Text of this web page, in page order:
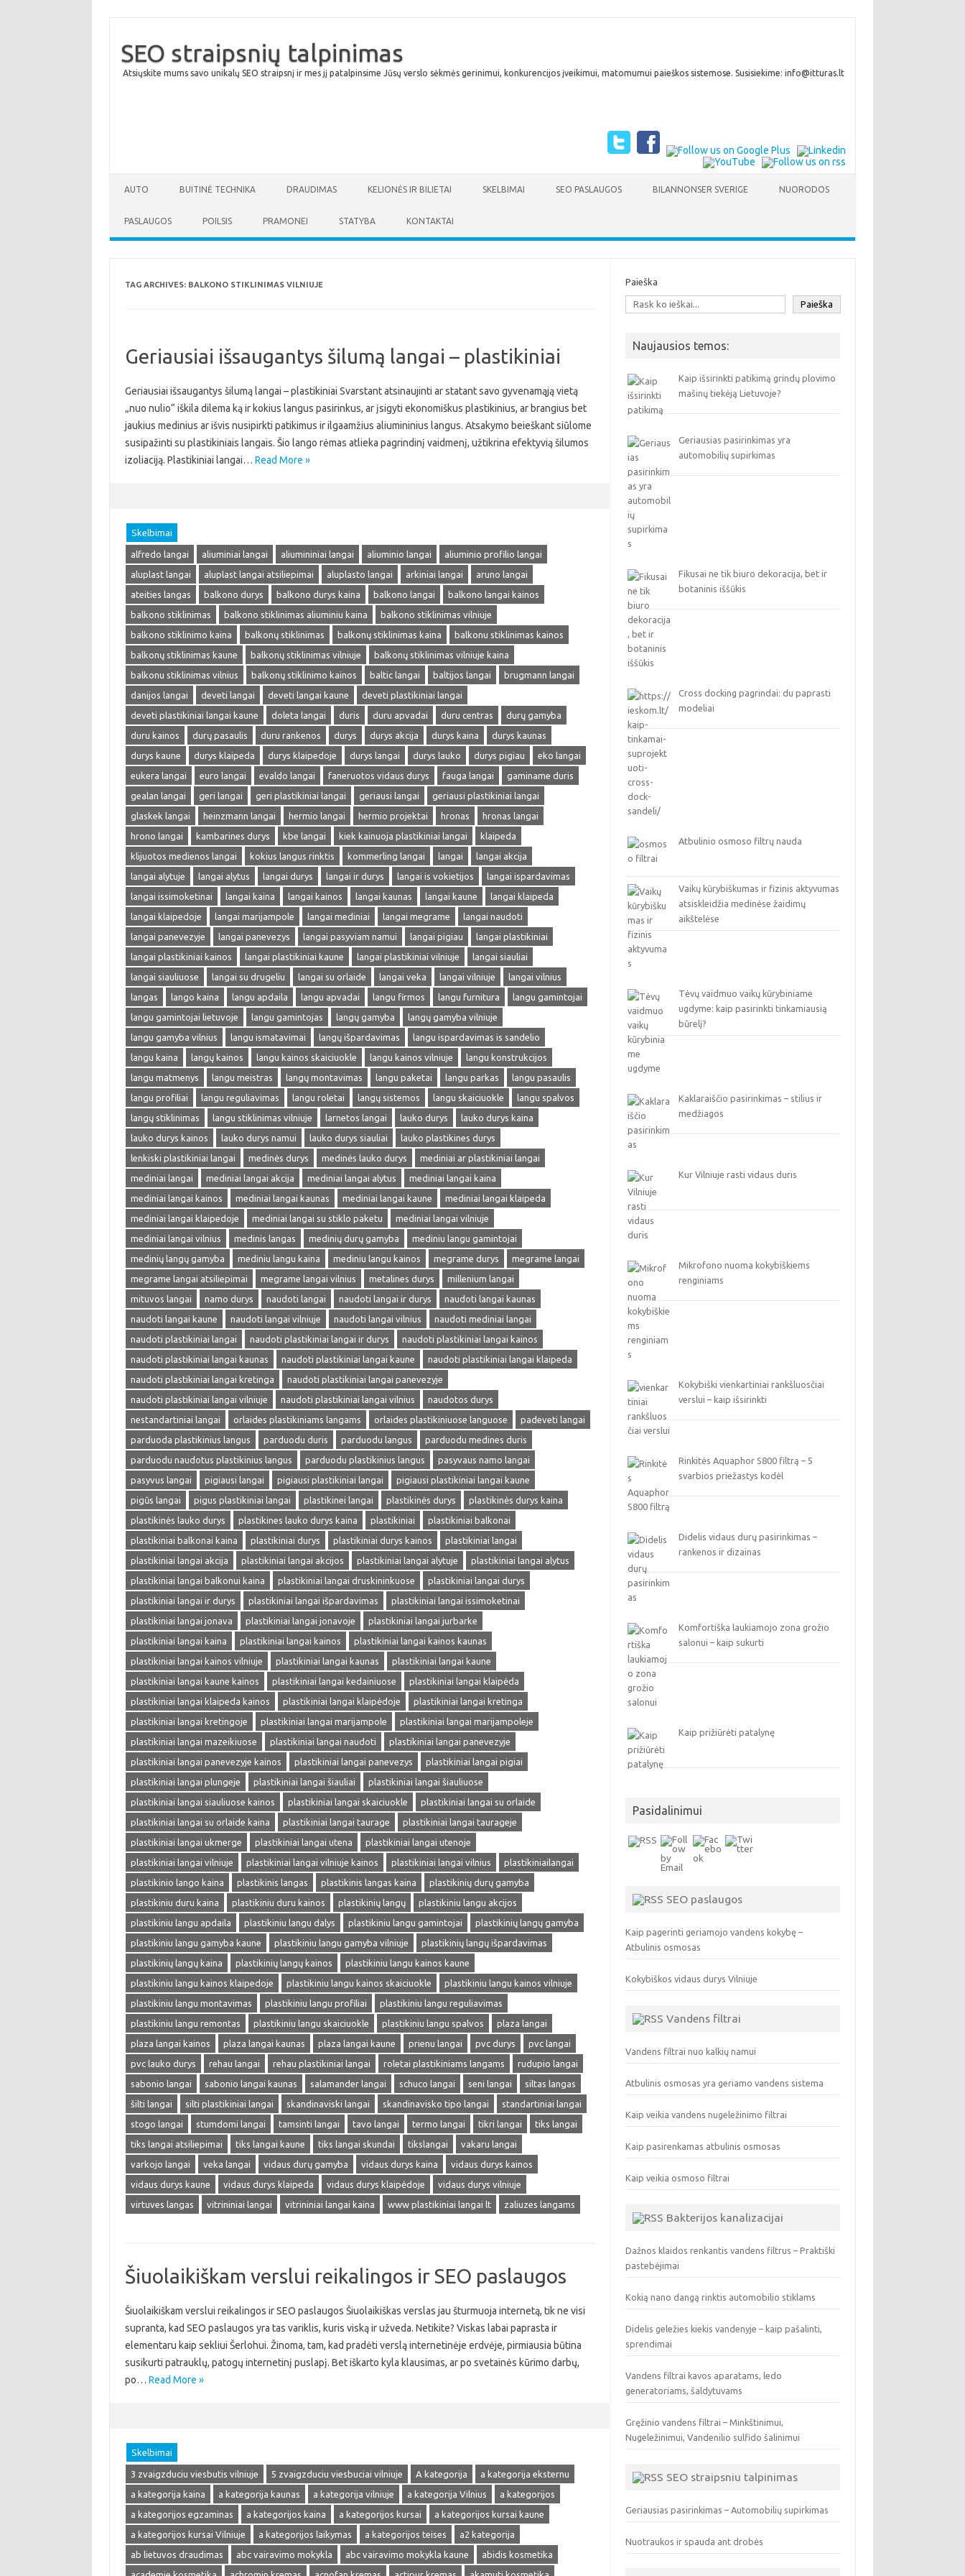
SEO straipsnių talpinimas
Atsiųskite mums savo unikalų SEO straipsnį ir mes jį patalpinsime Jūsų verslo sėkmės gerinimui, konkurencijos įveikimui, matomumui paieškos sistemose. Susisiekime: info@itturas.lt
AUTO BUITINĖ TECHNIKA DRAUDIMAS KELIONĖS IR BILIETAI SKELBIMAI SEO PASLAUGOS BILANNONSER SVERIGE NUORODOS
PASLAUGOS POILSIS PRAMONEI STATYBA KONTAKTAI
TAG ARCHIVES: BALKONO STIKLINIMAS VILNIUJE
Geriausiai išsaugantys šilumą langai – plastikiniai
Geriausiai išsaugantys šilumą langai – plastikiniai Svarstant atsinaujinti ar statant savo gyvenamąją vietą
„nuo nulio“ iškila dilema ką ir kokius langus pasirinkus, ar įsigyti ekonomiškus plastikinius, ar brangius bet
jaukius medinius ar išvis nusipirkti patikimus ir ilgaamžius aliumininius langus. Atsakymo beieškant siūlome
susipažinti su plastikiniais langais. Šio lango rėmas atlieka pagrindinį vaidmenį, užtikrina efektyvią šilumos
izoliaciją. Plastikiniai langai… Read More »
Skelbimai
alfredo langai aliuminiai langai aliumininiai langai aliuminio langai
aliuminio profilio langai
aluplast langai
aluplast langai atsiliepimai aluplasto langai arkiniai langai
aruno langai
ateities langas
balkono durys balkono durys kaina balkono langai
balkono langai kainos
balkono stiklinimas
balkono stiklinimas aliuminiu kaina
balkono stiklinimas vilniuje
balkono stiklinimo kaina
balkonų stiklinimas balkonų stiklinimas kaina
balkonu stiklinimas kainos
balkonų stiklinimas kaune
balkonų stiklinimas vilniuje
balkonų stiklinimas vilniuje kaina
balkonu stiklinimas vilnius
balkonų stiklinimo kainos baltic langai baltijos langai
brugmann langai
danijos langai
deveti langai deveti langai kaune
deveti plastikiniai langai
deveti plastikiniai langai kaune
doleta langai duris duru apvadai duru centras
durų gamyba
duru kainos
durų pasaulis duru rankenos durys durys akcija durys kaina
durys kaunas
durys kaune
durys klaipeda durys klaipedoje durys langai durys lauko durys pigiau
eko langai
eukera langai
euro langai evaldo langai faneruotos vidaus durys fauga langai
gaminame duris
gealan langai
geri langai geri plastikiniai langai geriausi langai
geriausi plastikiniai langai
glaskek langai
heinzmann langai hermio langai hermio projektai hronas
hronas langai
hrono langai
kambarines durys kbe langai kiek kainuoja plastikiniai langai
klaipeda
klijuotos medienos langai
kokius langus rinktis kommerling langai langai
langai akcija
langai alytuje
langai alytus langai durys langai ir durys langai is vokietijos
langai ispardavimas
langai issimoketinai
langai kaina langai kainos langai kaunas langai kaune
langai klaipeda
langai klaipedoje
langai marijampole langai mediniai langai megrame
langai naudoti
langai panevezyje
langai panevezys langai pasyviam namui langai pigiau
langai plastikiniai
langai plastikiniai kainos
langai plastikiniai kaune langai plastikiniai vilniuje
langai siauliai
langai siauliuose
langai su drugeliu langai su orlaide langai veka langai vilniuje
langai vilnius
langas
lango kaina langu apdaila langu apvadai langu firmos langu furnitura
langu gamintojai
langu gamintojai lietuvoje
langu gamintojas langų gamyba
langų gamyba vilniuje
langu gamyba vilnius
langu ismatavimai langų išpardavimas
langu ispardavimas is sandelio
langu kaina
langų kainos langu kainos skaiciuokle langu kainos vilniuje
langu konstrukcijos
langu matmenys
langu meistras langų montavimas langu paketai langu parkas
langu pasaulis
langu profiliai
langu reguliavimas langu roletai langų sistemos langu skaiciuokle
langu spalvos
langų stiklinimas
langu stiklinimas vilniuje larnetos langai lauko durys
lauko durys kaina
lauko durys kainos
lauko durys namui lauko durys siauliai
lauko plastikines durys
lenkiski plastikiniai langai
medinės durys medinės lauko durys
mediniai ar plastikiniai langai
mediniai langai
mediniai langai akcija mediniai langai alytus
mediniai langai kaina
mediniai langai kainos
mediniai langai kaunas mediniai langai kaune
mediniai langai klaipeda
mediniai langai klaipedoje
mediniai langai su stiklo paketu
mediniai langai vilniuje
mediniai langai vilnius
medinis langas medinių durų gamyba
mediniu langu gamintojai
medinių langų gamyba
mediniu langu kaina mediniu langu kainos megrame durys
megrame langai
megrame langai atsiliepimai
megrame langai vilnius metalines durys
millenium langai
mituvos langai
namo durys naudoti langai naudoti langai ir durys
naudoti langai kaunas
naudoti langai kaune
naudoti langai vilniuje naudoti langai vilnius
naudoti mediniai langai
naudoti plastikiniai langai
naudoti plastikiniai langai ir durys
naudoti plastikiniai langai kainos
naudoti plastikiniai langai kaunas
naudoti plastikiniai langai kaune
naudoti plastikiniai langai klaipeda
naudoti plastikiniai langai kretinga
naudoti plastikiniai langai panevezyje
naudoti plastikiniai langai vilniuje
naudoti plastikiniai langai vilnius
naudotos durys
nestandartiniai langai
orlaides plastikiniams langams orlaides plastikiniuose languose
padeveti langai
parduoda plastikinius langus
parduodu duris parduodu langus
parduodu medines duris
parduodu naudotus plastikinius langus
parduodu plastikinius langus
pasyvaus namo langai
pasyvus langai
pigiausi langai pigiausi plastikiniai langai
pigiausi plastikiniai langai kaune
pigūs langai
pigus plastikiniai langai plastikinei langai plastikinės durys
plastikinės durys kaina
plastikinės lauko durys
plastikines lauko durys kaina plastikiniai
plastikiniai balkonai
plastikiniai balkonai kaina
plastikiniai durys plastikiniai durys kainos
plastikiniai langai
plastikiniai langai akcija
plastikiniai langai akcijos plastikiniai langai alytuje
plastikiniai langai alytus
plastikiniai langai balkonui kaina
plastikiniai langai druskininkuose
plastikiniai langai durys
plastikiniai langai ir durys
plastikiniai langai išpardavimas
plastikiniai langai issimoketinai
plastikiniai langai jonava
plastikiniai langai jonavoje
plastikiniai langai jurbarke
plastikiniai langai kaina
plastikiniai langai kainos
plastikiniai langai kainos kaunas
plastikiniai langai kainos vilniuje
plastikiniai langai kaunas
plastikiniai langai kaune
plastikiniai langai kaune kainos
plastikiniai langai kedainiuose
plastikiniai langai klaipėda
plastikiniai langai klaipeda kainos
plastikiniai langai klaipėdoje
plastikiniai langai kretinga
plastikiniai langai kretingoje
plastikiniai langai marijampole
plastikiniai langai marijampoleje
plastikiniai langai mazeikiuose
plastikiniai langai naudoti
plastikiniai langai panevezyje
plastikiniai langai panevezyje kainos
plastikiniai langai panevezys
plastikiniai langai pigiai
plastikiniai langai plungeje
plastikiniai langai šiauliai
plastikiniai langai šiauliuose
plastikiniai langai siauliuose kainos
plastikiniai langai skaiciuokle
plastikiniai langai su orlaide
plastikiniai langai su orlaide kaina
plastikiniai langai taurage
plastikiniai langai taurageje
plastikiniai langai ukmerge
plastikiniai langai utena
plastikiniai langai utenoje
plastikiniai langai vilniuje
plastikiniai langai vilniuje kainos plastikiniai langai vilnius
plastikiniailangai
plastikinio lango kaina
plastikinis langas plastikinis langas kaina
plastikinių durų gamyba
plastikiniu duru kaina
plastikiniu duru kainos plastikinių langų
plastikiniu langu akcijos
plastikiniu langu apdaila
plastikiniu langu dalys plastikiniu langu gamintojai
plastikinių langų gamyba
plastikiniu langu gamyba kaune
plastikiniu langu gamyba vilniuje
plastikinių langų išpardavimas
plastikinių langų kaina
plastikinių langų kainos
plastikiniu langu kainos kaune
plastikiniu langu kainos klaipedoje
plastikiniu langu kainos skaiciuokle
plastikiniu langu kainos vilniuje
plastikiniu langu montavimas
plastikiniu langu profiliai
plastikiniu langu reguliavimas
plastikiniu langu remontas
plastikiniu langu skaiciuokle plastikiniu langu spalvos
plaza langai
plaza langai kainos
plaza langai kaunas plaza langai kaune prienu langai pvc durys
pvc langai
pvc lauko durys
rehau langai rehau plastikiniai langai roletai plastikiniams langams
rudupio langai
sabonio langai
sabonio langai kaunas salamander langai schuco langai seni langai
siltas langas
šilti langai
silti plastikiniai langai skandinaviski langai skandinavisko tipo langai
standartiniai langai
stogo langai
stumdomi langai tamsinti langai tavo langai termo langai tikri langai
tiks langai
tiks langai atsiliepimai
tiks langai kaune tiks langai skundai tikslangai
vakaru langai
varkojo langai
veka langai vidaus durų gamyba vidaus durys kaina
vidaus durys kainos
vidaus durys kaune
vidaus durys klaipeda vidaus durys klaipėdoje
vidaus durys vilniuje
virtuves langas
vitrininiai langai vitrininiai langai kaina www plastikiniai langai lt zaliuzes langams
Šiuolaikiškam verslui reikalingos ir SEO paslaugos
Šiuolaikiškam verslui reikalingos ir SEO paslaugos Šiuolaikiškas verslas jau šturmuoja internetą, tik ne visi
supranta, kad SEO paslaugos yra tas variklis, kuris viską ir užveda. Netikite? Viskas labai paprasta ir
elementaru kaip sekliui Šerlohui. Žinoma, tam, kad pradėti verslą internetinėje erdvėje, pirmiausia būtina
susikurti patrauklų, patogų internetinį puslapį. Bet iškarto kyla klausimas, ar po svetainės kūrimo darbų,
po… Read More »
Skelbimai
3 zvaigzduciu viesbutis vilniuje 5 zvaigzduciu viesbuciai vilniuje A kategorija
a kategorija eksternu
a kategorija kaina
a kategorija kaunas a kategorija vilniuje a kategorija Vilnius
a kategorijos
a kategorijos egzaminas
a kategorijos kaina a kategorijos kursai
a kategorijos kursai kaune
a kategorijos kursai Vilniuje
a kategorijos laikymas a kategorijos teises
a2 kategorija
ab lietuvos draudimas
abc vairavimo mokykla abc vairavimo mokykla kaune
abidis kosmetika
Paieška
Paieška
Naujausios temos:
Kaip išsirinkti patikimą grindų plovimo
mašinų tiekėją Lietuvoje?
Geriausias pasirinkimas yra
automobilių supirkimas
Fikusai ne tik biuro dekoracija, bet ir
botaninis iššūkis
Cross docking pagrindai: du paprasti
modeliai
Atbulinio osmoso filtrų nauda
Vaikų kūrybiškumas ir fizinis aktyvumas
atsiskleidžia medinėse žaidimų
aikštelėse
Tėvų vaidmuo vaikų kūrybiniame
ugdyme: kaip pasirinkti tinkamiausią
būrelį?
Kaklaraiščio pasirinkimas – stilius ir
medžiagos
Kur Vilniuje rasti vidaus duris
Mikrofono nuoma kokybiškiems
renginiams
Kokybiški vienkartiniai rankšluosčiai
verslui – kaip išsirinkti
Rinkitės Aquaphor S800 filtrą – 5
svarbios priežastys kodėl
Didelis vidaus durų pasirinkimas –
rankenos ir dizainas
Komfortiška laukiamojo zona grožio
salonui – kaip sukurti
Kaip prižiūrėti patalynę
Pasidalinimui
SEO paslaugos
Kaip pagerinti geriamojo vandens kokybę –
Atbulinis osmosas
Kokybiškos vidaus durys Vilniuje
Vandens filtrai
Vandens filtrai nuo kalkių namui
Atbulinis osmosas yra geriamo vandens sistema
Kaip veikia vandens nugeležinimo filtrai
Kaip pasirenkamas atbulinis osmosas
Kaip veikia osmoso filtrai
Bakterijos kanalizacijai
Dažnos klaidos renkantis vandens filtrus – Praktiški
pastebėjimai
Kokią nano dangą rinktis automobilio stiklams
Didelis geležies kiekis vandenyje – kaip pašalinti,
sprendimai
Vandens filtrai kavos aparatams, ledo
generatoriams, šaldytuvams
Gręžinio vandens filtrai – Minkštinimui,
Nugeležinimui, Vandenilio sulfido šalinimui
SEO straipsniu talpinimas
Geriausias pasirinkimas – Automobilių supirkimas
Nuotraukos ir spauda ant drobės